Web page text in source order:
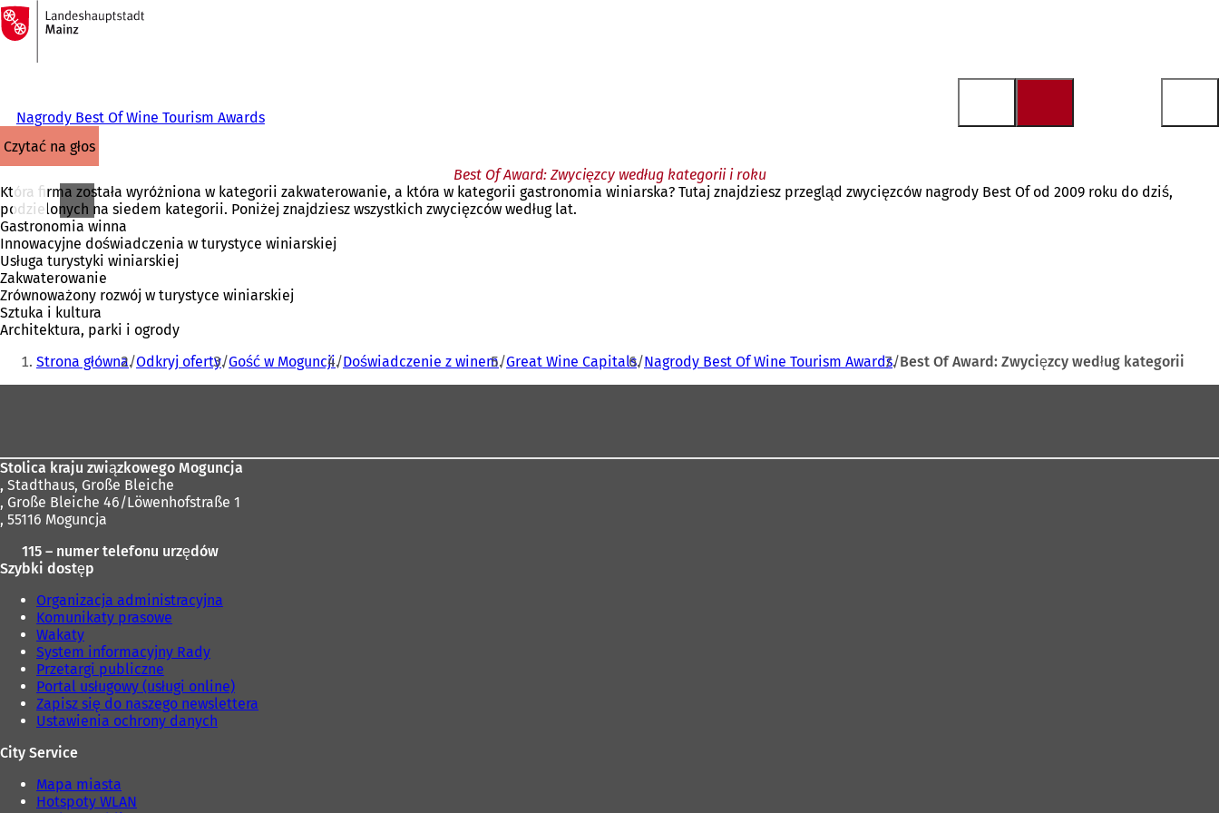
Przejdź do treści
Do
strony
głównej
Nagrody Best Of Wine Tourism Awards
czytać na głos
Best Of Award: Zwycięzcy według kategorii i roku
Która firma została wyróżniona w kategorii zakwaterowanie, a która w kategorii gastronomia winiarska? Tutaj znajdziesz przegląd zwycięzców nagrody Best Of od 2009 roku do dziś,
podzielonych na siedem kategorii. Poniżej znajdziesz wszystkich zwycięzców według lat.
Gastronomia winna
Innowacyjne doświadczenia w turystyce winiarskiej
Usługa turystyki winiarskiej
Zakwaterowanie
Zrównoważony rozwój w turystyce winiarskiej
Sztuka i kultura
Architektura, parki i ogrody
Jesteś
tutaj:
Strona główna Odkryj oferty Gość w Moguncji Doświadczenie z winem Great Wine Capitals Nagrody Best Of Wine Tourism Awards Best Of Award: Zwycięzcy według kategorii
Stolica kraju związkowego Moguncja
, Stadthaus, Große Bleiche
, Große Bleiche 46/Löwenhofstraße 1
, 55116 Moguncja
115 – numer telefonu urzędów
Szybki dostęp
Organizacja administracyjna
Komunikaty prasowe
Wakaty
System informacyjny Rady
Przetargi publiczne
Portal usługowy (usługi online)
Zapisz się do naszego newslettera
Ustawienia ochrony danych
City Service
Mapa miasta
Hotspoty WLAN